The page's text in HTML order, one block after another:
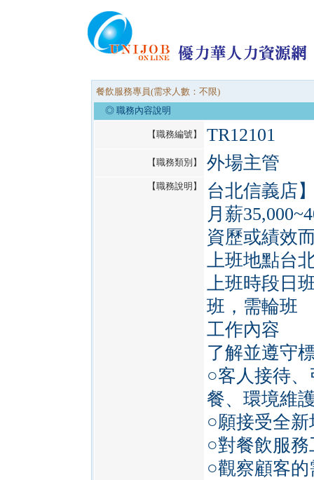
餐飲服務專員(需求人數：不限)
◎ 職務內容說明
【職務編號】 TR12101
【職務類別】 外場主管
【職務說明】
台北信義店
月薪
資歷或績效
上班地點台
上班時段日
班，需輪班
工作內容
了解並遵守
○客人接待
餐、環境維
○願接受全
○對餐飲服
○觀察顧客